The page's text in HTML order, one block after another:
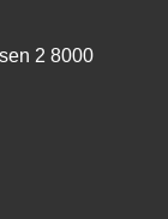
2 8000